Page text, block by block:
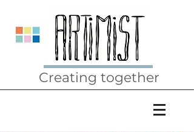
Creating together